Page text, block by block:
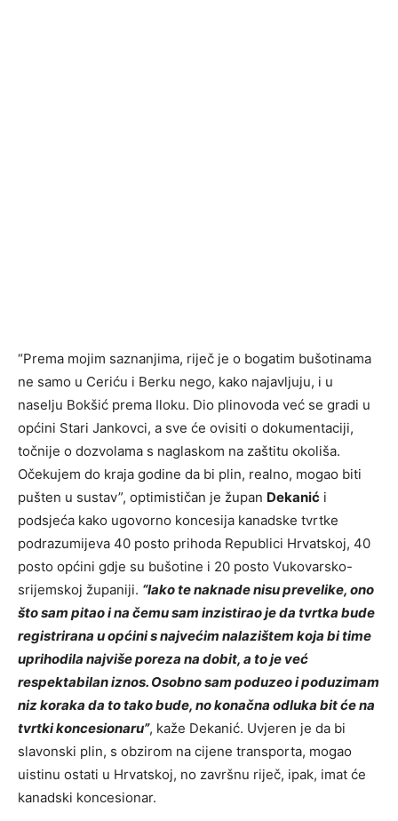
“Prema mojim saznanjima, riječ je o bogatim bušotinama
ne samo u Ceriću i Berku nego, kako najavljuju, i u
naselju Bokšić prema Iloku. Dio plinovoda već se gradi u
općini Stari Jankovci, a sve će ovisiti o dokumentaciji,
točnije o dozvolama s naglaskom na zaštitu okoliša.
Očekujem do kraja godine da bi plin, realno, mogao biti
pušten u sustav”, optimističan je župan Dekanić i
podsjeća kako ugovorno koncesija kanadske tvrtke
podrazumijeva 40 posto prihoda Republici Hrvatskoj, 40
posto općini gdje su bušotine i 20 posto Vukovarsko-
srijemskoj županiji. “Iako te naknade nisu prevelike, ono
što sam pitao i na čemu sam inzistirao je da tvrtka bude
registrirana u općini s najvećim nalazištem koja bi time
uprihodila najviše poreza na dobit, a to je već
respektabilan iznos. Osobno sam poduzeo i poduzimam
niz koraka da to tako bude, no konačna odluka bit će na
tvrtki koncesionaru”, kaže Dekanić. Uvjeren je da bi
slavonski plin, s obzirom na cijene transporta, mogao
uistinu ostati u Hrvatskoj, no završnu riječ, ipak, imat će
kanadski koncesionar.